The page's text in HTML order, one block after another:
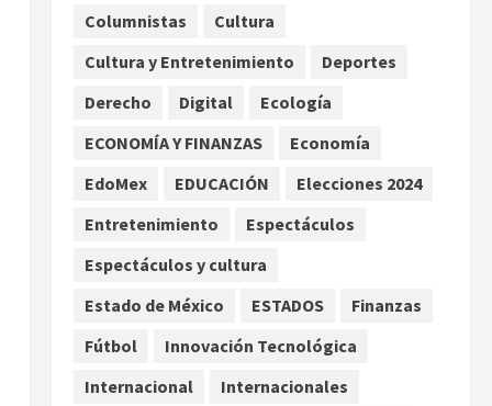
2
tras cuatro años de
Hijos de presidentes bajo
escrutinio institucional en
Angola y EE.UU.
agosto 7, 2026
4
Investiga Cofepris posible
mexicanos con brote de
Columnistas
Cultura
Cultura y Entretenimiento
Deportes
Derecho
Digital
Ecología
ECONOMÍA Y FINANZAS
Economía
EdoMex
EDUCACIÓN
Elecciones 2024
Entretenimiento
Espectáculos
Espectáculos y cultura
Estado de México
ESTADOS
Finanzas
Fútbol
Innovación Tecnológica
Internacional
Internacionales